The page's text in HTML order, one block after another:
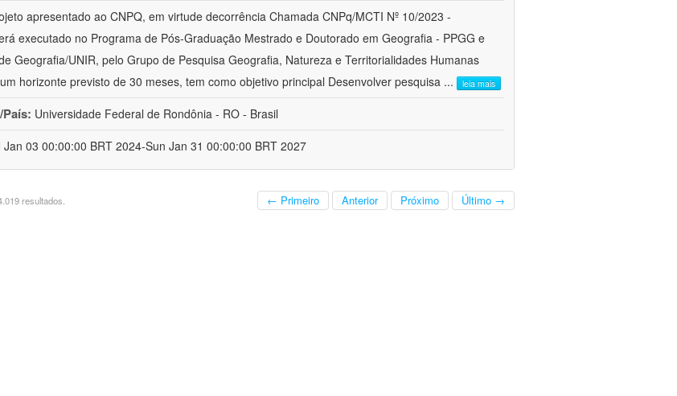
apresentado ao CNPQ, em virtude decorrência Chamada CNPq/MCTI Nº 10/2023 -
executado no Programa de Pós-Graduação Mestrado e Doutorado em Geografia - PPGG e
Geografia/UNIR, pelo Grupo de Pesquisa Geografia, Natureza e Territorialidades Humanas 
horizonte previsto de 30 meses, tem como objetivo principal Desenvolver pesquisa ... leia mais
Universidade Federal de Rondônia - RO - Brasil
Jan 03 00:00:00 BRT 2024-Sun Jan 31 00:00:00 BRT 2027
resultados. ← Primeiro Anterior Próximo Último →